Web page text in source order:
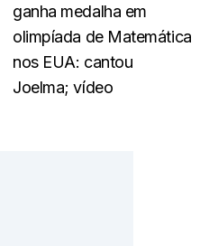
ganha medalha em
olimpíada de Matemática
nos EUA: cantou
Joelma; vídeo